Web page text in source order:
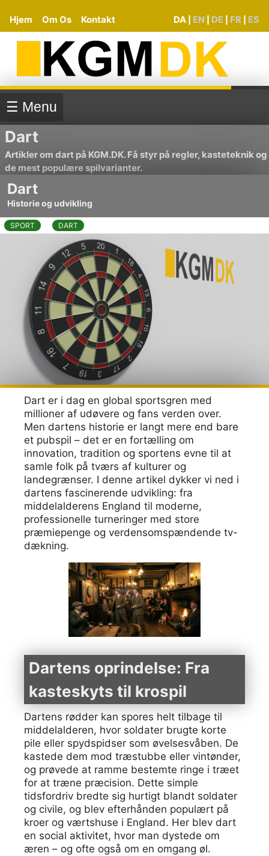
Hjem Om Os Kontakt DA EN DE FR ES
☰ Menu
Dart
Artikler om dart på KGM.DK. Få styr på regler, kasteteknik og
de mest populære spilvarianter.
Dart
Historie og udvikling
SPORT DART
Dart er i dag en global sportsgren med
millioner af udøvere og fans verden over.
Men dartens historie er langt mere end bare
et pubspil – det er en fortælling om
innovation, tradition og sportens evne til at
samle folk på tværs af kulturer og
landegrænser. I denne artikel dykker vi ned i
dartens fascinerende udvikling: fra
middelalderens England til moderne,
professionelle turneringer med store
præmiepenge og verdensomspændende tv-
dækning.
Dartens oprindelse: Fra
kasteskyts til krospil
Dartens rødder kan spores helt tilbage til
middelalderen, hvor soldater brugte korte
pile eller spydspidser som øvelsesvåben. De
kastede dem mod træstubbe eller vintønder,
og prøvede at ramme bestemte ringe i træet
for at træne præcision. Dette simple
tidsfordriv bredte sig hurtigt blandt soldater
og civile, og blev efterhånden populært på
kroer og værtshuse i England. Her blev dart
en social aktivitet, hvor man dystede om
æren – og ofte også om en omgang øl.